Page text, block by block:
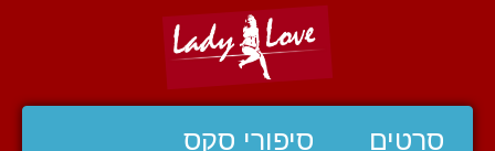
סרטים סיפורי סקס